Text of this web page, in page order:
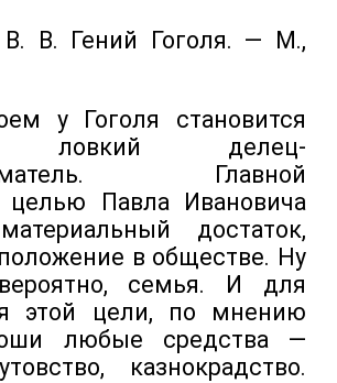
В. Гений Гоголя. — М.,
у Гоголя становится
ловкий делец-
Главной
целью Павла Ивановича
достаток,
в обществе. Ну
семья. И для
этой цели, по мнению
любые средства —
казнокрадство.